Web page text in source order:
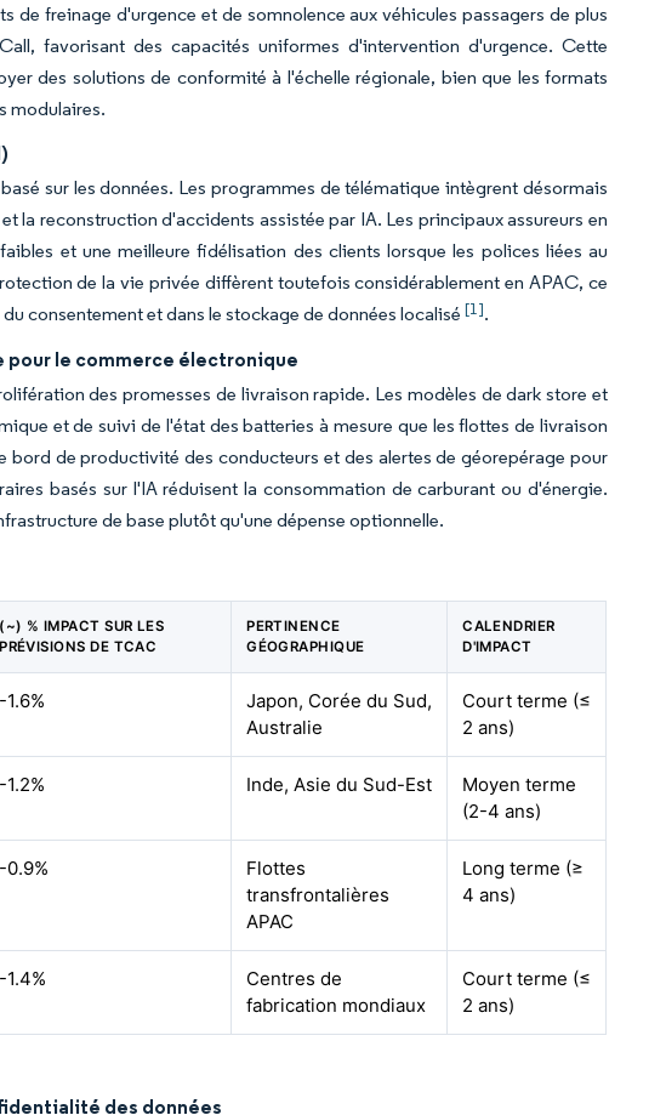
de freinage d'urgence et de somnolence aux véhicules passagers de plus
favorisant des capacités uniformes d'intervention d'urgence. Cette
des solutions de conformité à l'échelle régionale, bien que les formats
modulaires.
sur les données. Les programmes de télématique intègrent désormais
la reconstruction d'accidents assistée par IA. Les principaux assureurs en
et une meilleure fidélisation des clients lorsque les polices liées au
de la vie privée diffèrent toutefois considérablement en APAC, ce
consentement et dans le stockage de données localisé[1].
le commerce électronique
des promesses de livraison rapide. Les modèles de dark store et
et de suivi de l'état des batteries à mesure que les flottes de livraison
bord de productivité des conducteurs et des alertes de géorepérage pour
basés sur l'IA réduisent la consommation de carburant ou d'énergie.
de base plutôt qu'une dépense optionnelle.
(~) % IMPACT SUR LES
PRÉVISIONS DE TCAC
PERTINENCE
GÉOGRAPHIQUE
CALENDRIER
D'IMPACT
-1.6%
Japon, Corée du Sud,
Australie
Court terme (≤
2 ans)
-1.2% Inde, Asie du Sud-Est
Moyen terme
(2-4 ans)
-0.9%
Flottes
transfrontalières
APAC
Long terme (≥
4 ans)
-1.4%
Centres de
fabrication mondiaux
Court terme (≤
2 ans)
des données